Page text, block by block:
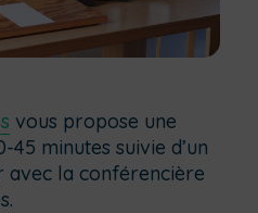
vous propose une
minutes suivie d’un
la conférencière